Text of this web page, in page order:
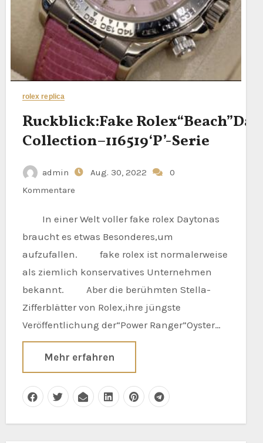
rolex replica
Ruckblick:Fake
Collection–116519‘P’-Serie
admin Aug. 30, 2022
0
Kommentare
In einer Welt voller fake rolex Daytonas
braucht es etwas Besonderes,um
aufzufallen. fake rolex ist normalerweise
als ziemlich konservatives Unternehmen
bekannt. Aber die berühmten Stella-
Zifferblätter von Rolex,ihre jüngste
Veröffentlichung der“Power Ranger”Oyster…
Mehr erfahren